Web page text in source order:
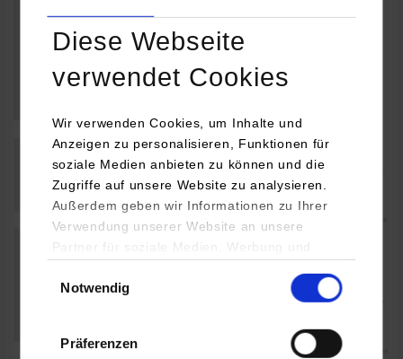
Diese Webseite
verwendet Cookies
Wir verwenden Cookies, um Inhalte und
Anzeigen zu personalisieren, Funktionen für
soziale Medien anbieten zu können und die
Zugriffe auf unsere Website zu analysieren.
Außerdem geben wir Informationen zu Ihrer
Verwendung unserer Website an unsere
Partner für soziale Medien, Werbung und
YouTube, Google Maps) führen diese
Daten zusammen, die Sie ihnen bereitgestellt
haben oder die sie im Rahmen Ihrer Nutzung
Notwendig
Präferenzen